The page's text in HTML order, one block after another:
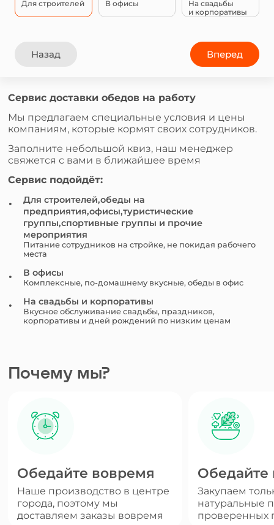
Для строителей В офисы
На свадьбы
и корпоративы
Назад Вперед
Сервис доставки обедов на работу
Мы предлагаем специальные условия и цены
компаниям, которые кормят своих сотрудников.
Заполните небольшой квиз, наш менеджер
свяжется с вами в ближайшее время
Сервис подойдёт:
Для строителей,обеды на
предприятия,офисы,туристические
группы,спортивные группы и прочие
мероприятия
Питание сотрудников на стройке, не покидая рабочего
места
В офисы
Комплексные, по-домашнему вкусные, обеды в офис
На свадьбы и корпоративы
Вкусное обслуживание свадьбы, праздников,
корпоративы и дней рождений по низким ценам
Почему мы?
Обедайте вовремя
Наше производство в центре
города, поэтому мы
доставляем заказы вовремя
Обедайте
Закупаем
натуральные
проверенных